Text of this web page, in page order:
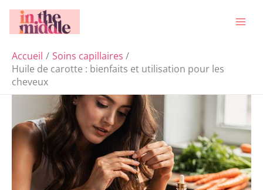
Aller
Accueil
Soins capillaires
Huile de carotte : bienfaits et utilisation pour les
cheveux
Rechercher